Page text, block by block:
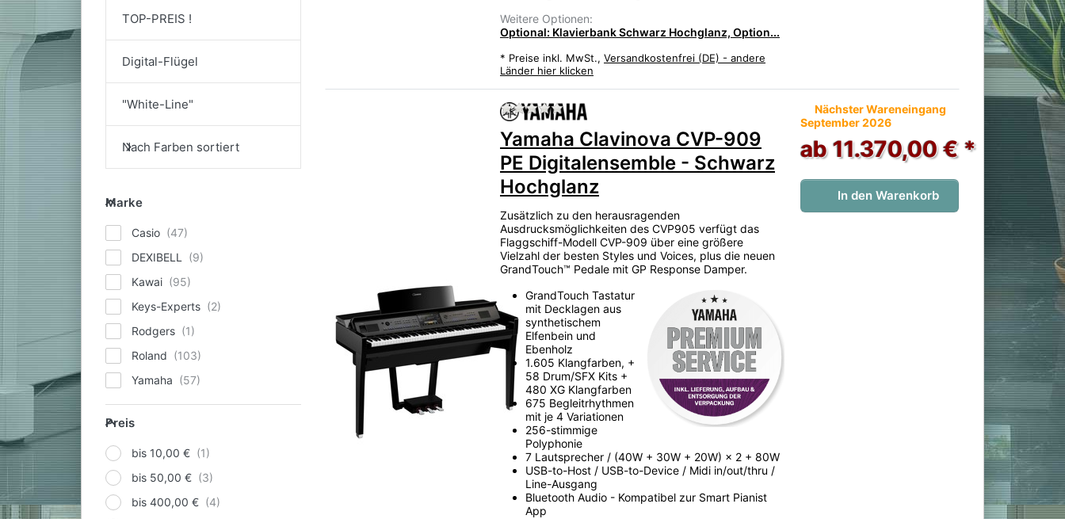
TOP-PREIS !
Digital-Flügel
"White-Line"
Nach Farben sortiert
Marke
Marke
Casio
DEXIBELL
Kawai
Keys-Experts
Rodgers
Roland
Yamaha
Preis
Preis
bis 10,00 €
bis 50,00 €
bis 400,00 €
Weitere Optionen:
Optional: Klavierbank Schwarz Hochglanz, Option...
* Preise inkl. MwSt., Versandkostenfrei (DE) - andere
Länder hier klicken
Zu diesem Produkt liegen noch keine Bewertungen vor.
Yamaha Clavinova CVP-909
PE Digitalensemble - Schwarz
Hochglanz
Zusätzlich zu den herausragenden
Ausdrucksmöglichkeiten des CVP905 verfügt das
Flaggschiff-Modell CVP-909 über eine größere
Vielzahl der besten Styles und Voices, plus die neuen
GrandTouch™ Pedale mit GP Response Damper.
GrandTouch Tastatur
mit Decklagen aus
synthetischem
Elfenbein und
Ebenholz
1.605 Klangfarben, +
58 Drum/SFX Kits +
480 XG Klangfarben
675 Begleitrhythmen
mit je 4 Variationen
256-stimmige
Polyphonie
7 Lautsprecher / (40W + 30W + 20W) × 2 + 80W
USB-to-Host / USB-to-Device / Midi in/out/thru /
Line-Ausgang
Bluetooth Audio - Kompatibel zur Smart Pianist
App
Nächster Wareneingang
September 2026
ab 11.370,00 € *
In den Warenkorb